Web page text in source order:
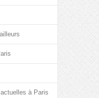
à Paris